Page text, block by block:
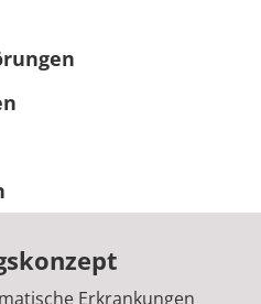
Erkrankungen